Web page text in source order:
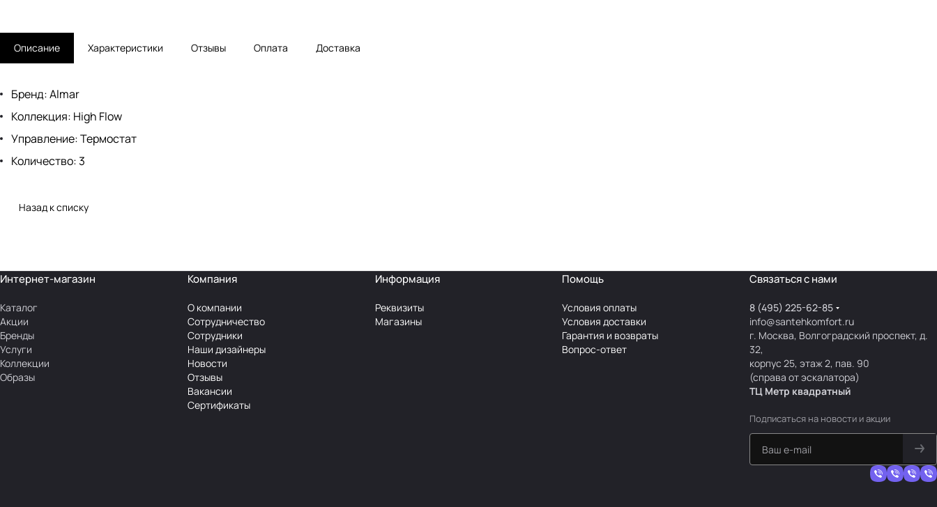
Описание Характеристики Отзывы Оплата Доставка
Бренд: Almar
Коллекция: High Flow
Управление: Термостат
Количество: 3
Назад к списку
Интернет-магазин
Каталог
Акции
Бренды
Услуги
Коллекции
Образы
Компания
О компании
Сотрудничество
Сотрудники
Наши дизайнеры
Новости
Отзывы
Вакансии
Сертификаты
Информация
Реквизиты
Магазины
Помощь
Условия оплаты
Условия доставки
Гарантия и возвраты
Вопрос-ответ
Связаться с нами
8 (495) 225-62-85
info@santehkomfort.ru
г. Москва, Волгоградский проспект, д.
32,
корпус 25, этаж 2, пав. 90
(справа от эскалатора)
ТЦ Метр квадратный
Подписаться на новости и акции